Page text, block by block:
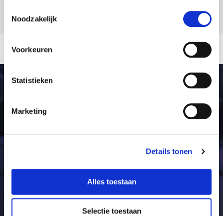
Noodzakelijk
Voorkeuren
Statistieken
Marketing
Details tonen
Alles toestaan
Selectie toestaan
Maalbroek 110
Nederland